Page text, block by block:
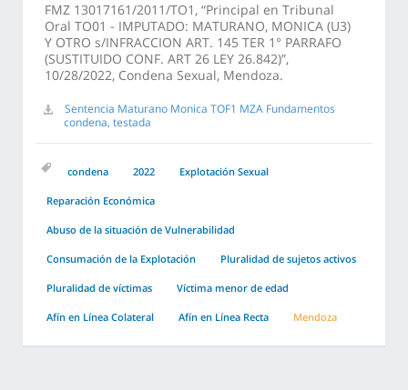
FMZ 13017161/2011/TO1, “Principal en Tribunal
Oral TO01 - IMPUTADO: MATURANO, MONICA (U3)
Y OTRO s/INFRACCION ART. 145 TER 1° PARRAFO
(SUSTITUIDO CONF. ART 26 LEY 26.842)”,
10/28/2022, Condena Sexual, Mendoza.
Sentencia Maturano Monica TOF1 MZA Fundamentos
condena, testada
condena 2022 Explotación Sexual
Reparación Económica
Abuso de la situación de Vulnerabilidad
Consumación de la Explotación Pluralidad de sujetos activos
Pluralidad de víctimas Víctima menor de edad
Afín en Línea Colateral Afín en Línea Recta Mendoza